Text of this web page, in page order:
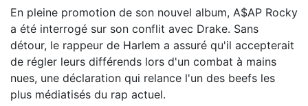
En pleine promotion de son nouvel album, A$AP Rocky
a été interrogé sur son conflit avec Drake. Sans
détour, le rappeur de Harlem a assuré qu'il accepterait
de régler leurs différends lors d'un combat à mains
nues, une déclaration qui relance l'un des beefs les
plus médiatisés du rap actuel.